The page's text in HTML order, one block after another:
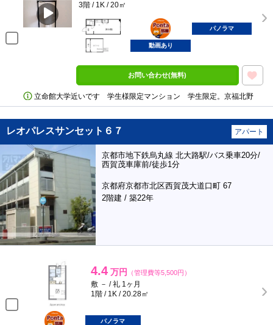
3階 / 1K / 20㎡
ポンタ
部屋
パノラマ
動画あり
お問い合わせ(無料)
立命館大学近いです 学生様限定マンション 学生限定。京福北野
レオパレスサンセット６７ アパート
京都市地下鉄烏丸線 北大路駅/バス乗車20分/
西賀茂車庫前/徒歩1分
京都府京都市北区西賀茂大道口町 67
2階建 / 築22年
4.4 万円 （管理費等5,500円）
敷 － / 礼 1ヶ月
1階 / 1K / 20.28㎡
ポンタ
部屋
パノラマ